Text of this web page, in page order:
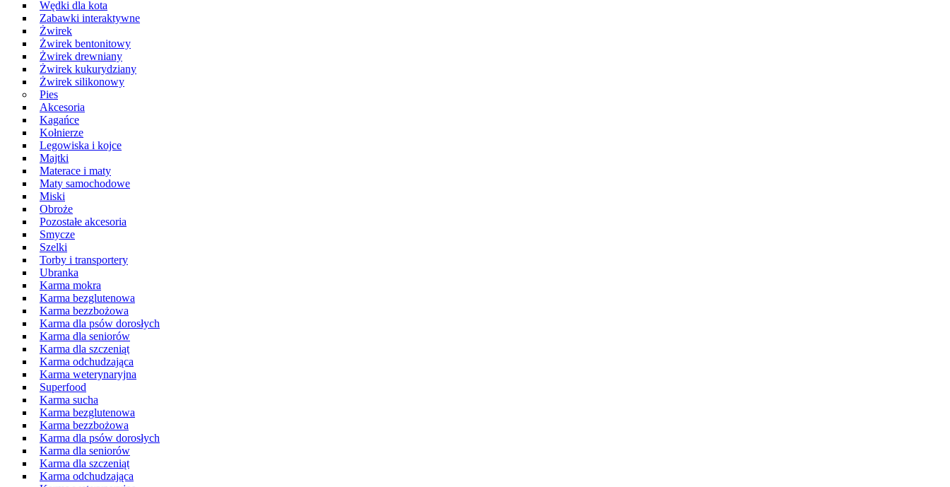
Wędki dla kota
Zabawki interaktywne
Żwirek
Żwirek bentonitowy
Żwirek drewniany
Żwirek kukurydziany
Żwirek silikonowy
Pies
Akcesoria
Kagańce
Kołnierze
Legowiska i kojce
Majtki
Materace i maty
Maty samochodowe
Miski
Obroże
Pozostałe akcesoria
Smycze
Szelki
Torby i transportery
Ubranka
Karma mokra
Karma bezglutenowa
Karma bezzbożowa
Karma dla psów dorosłych
Karma dla seniorów
Karma dla szczeniąt
Karma odchudzająca
Karma weterynaryjna
Superfood
Karma sucha
Karma bezglutenowa
Karma bezzbożowa
Karma dla psów dorosłych
Karma dla seniorów
Karma dla szczeniąt
Karma odchudzająca